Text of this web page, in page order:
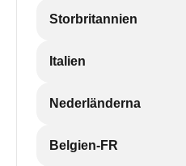
Storbritannien
Italien
Nederländerna
Belgien-FR